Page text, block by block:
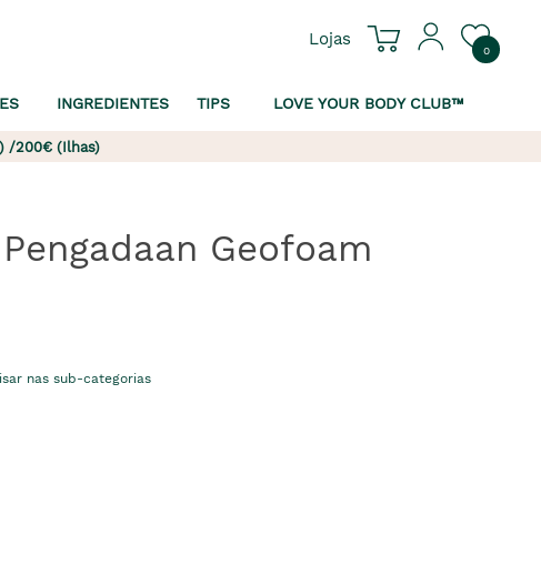
Lojas
0
INGREDIENTES TIPS LOVE YOUR BODY CLUB™
/200€ (Ilhas)
Geofoam
nas sub-categorias